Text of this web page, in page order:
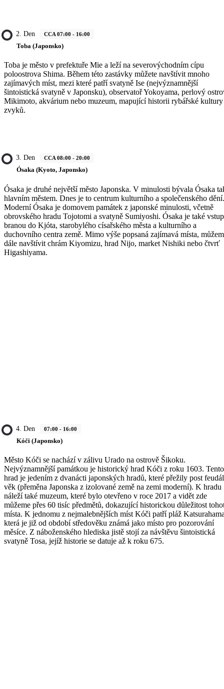
2. Den CCA 07:00 - 16:00
Toba (Japonsko)
Toba je město v prefektuře Mie a leží na severovýchodním cípu
poloostrova Shima. Během této zastávky můžete navštívit mnoho
zajímavých míst, mezi které patří svatyně Ise (nejvýznamnější
šintoistická svatyně v Japonsku), observatoř Yokoyama, perlový
Mikimoto, akvárium nebo muzeum, mapující historii rybářské kultury
zvyků.
3. Den CCA 08:00 - 20:00
Ósaka (Kyoto, Japonsko)
Ósaka je druhé největší město Japonska. V minulosti bývala Ósaka
hlavním městem. Dnes je to centrum kulturního a společenského dění.
Moderní Ósaka je domovem památek z japonské minulosti, včetně
obrovského hradu Tojotomi a svatyně Sumiyoshi. Ósaka je také
branou do Kjóta, starobylého císařského města a kulturního a
duchovního centra země. Mimo výše popsaná zajímavá místa,
dále navštívit chrám Kiyomizu, hrad Nijo, market Nishiki nebo čtvrť
Higashiyama.
4. Den 07:00 - 16:00
Kóči (Japonsko)
Město Kóči se nachází v zálivu Urado na ostrově Šikoku.
Nejvýznamnější památkou je historický hrad Kóči z roku 1603. Tento
hrad je jedením z dvanácti japonských hradů, které přežily post
věk (přeměna Japonska z izolované země na zemi moderní). K hradu
náleží také muzeum, které bylo otevřeno v roce 2017 a vidět zde
můžeme přes 60 tisíc předmětů, dokazující historickou důležitost
místa. K jednomu z nejmalebnějších míst Kóči patří pláž
která je již od období středověku známá jako místo pro pozorování
měsíce. Z náboženského hlediska jistě stojí za návštěvu šintoistická
svatyně Tosa, jejíž historie se datuje až k roku 675.